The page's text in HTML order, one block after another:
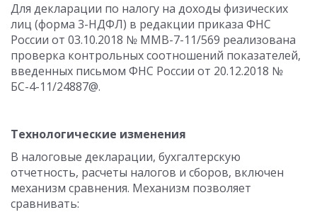
Для декларации по налогу на доходы физических
лиц (форма 3-НДФЛ) в редакции приказа ФНС
России от 03.10.2018 № ММВ-7-11/569 реализована
проверка контрольных соотношений показателей,
введенных письмом ФНС России от 20.12.2018 №
БС-4-11/24887@.
Технологические изменения
В налоговые декларации, бухгалтерскую
отчетность, расчеты налогов и сборов, включен
механизм сравнения. Механизм позволяет
сравнивать: